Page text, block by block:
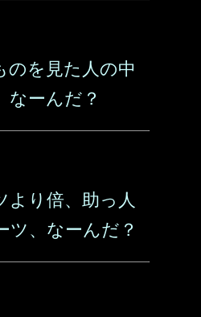
のを見た人の中
なーんだ？
より倍、助っ人
ツ、なーんだ？